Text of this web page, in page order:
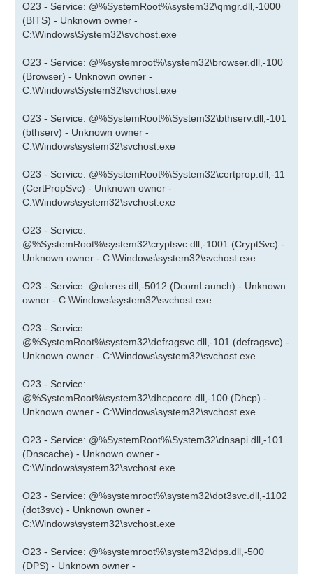
O23 - Service: @%SystemRoot%\system32\qmgr.dll,-1000
(BITS) - Unknown owner -
C:\Windows\System32\svchost.exe
O23 - Service: @%systemroot%\system32\browser.dll,-100
(Browser) - Unknown owner -
C:\Windows\System32\svchost.exe
O23 - Service: @%SystemRoot%\System32\bthserv.dll,-101
(bthserv) - Unknown owner -
C:\Windows\system32\svchost.exe
O23 - Service: @%SystemRoot%\System32\certprop.dll,-11
(CertPropSvc) - Unknown owner -
C:\Windows\system32\svchost.exe
O23 - Service:
@%SystemRoot%\system32\cryptsvc.dll,-1001 (CryptSvc) -
Unknown owner - C:\Windows\system32\svchost.exe
O23 - Service: @oleres.dll,-5012 (DcomLaunch) - Unknown
owner - C:\Windows\system32\svchost.exe
O23 - Service:
@%SystemRoot%\system32\defragsvc.dll,-101 (defragsvc) -
Unknown owner - C:\Windows\system32\svchost.exe
O23 - Service:
@%SystemRoot%\system32\dhcpcore.dll,-100 (Dhcp) -
Unknown owner - C:\Windows\system32\svchost.exe
O23 - Service: @%SystemRoot%\System32\dnsapi.dll,-101
(Dnscache) - Unknown owner -
C:\Windows\system32\svchost.exe
O23 - Service: @%systemroot%\system32\dot3svc.dll,-1102
(dot3svc) - Unknown owner -
C:\Windows\system32\svchost.exe
O23 - Service: @%systemroot%\system32\dps.dll,-500
(DPS) - Unknown owner -